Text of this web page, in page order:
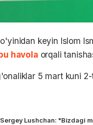
keyin Islom
havola orqali
5 mart kuni
Sergey Lushchan: "Bizdagi